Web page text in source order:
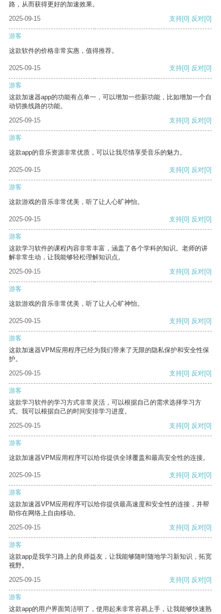
路，从而获得更好的加速效果。
2025-09-15
支持[0] 反对[0]
游客
这款软件的价格非常实惠，值得推荐。
2025-09-15 支持[0] 反对[0]
游客
这款加速器app的功能有点单一，可以增加一些新功能，比如增加一个自
动切换线路的功能。
2025-09-15
支持[0] 反对[0]
游客
这款app的音乐资源非常优质，可以让我尽情享受音乐的魅力。
2025-09-15 支持[0] 反对[0]
游客
这款游戏的音乐非常优美，听了让人心旷神怡。
2025-09-15 支持[0] 反对[0]
游客
这款学习软件的课程内容非常丰富，涵盖了各个学科的知识。老师的讲
解非常生动，让我能够轻松理解知识点。
2025-09-15
支持[0] 反对[0]
游客
这款游戏的音乐非常优美，听了让人心旷神怡。
2025-09-15 支持[0] 反对[0]
游客
这款加速器VPM应用程序已经为我们带来了无限的隐私保护和安全性保
护。
2025-09-15
支持[0] 反对[0]
游客
这款学习软件的学习方式非常灵活，可以根据自己的需求选择学习方
式。我可以根据自己的时间安排学习进度。
2025-09-15
支持[0] 反对[0]
游客
这款加速器VPM应用程序可以给你提供全球覆盖和最高安全性的连接。
2025-09-15 支持[0] 反对[0]
游客
这款加速器VPM应用程序可以给你提供最高速度和安全性的连接，并帮
助你在网络上自由移动。
2025-09-15
支持[0] 反对[0]
游客
这款app是我学习路上的良师益友，让我能够随时随地学习新知识，拓宽
视野。
2025-09-15
支持[0] 反对[0]
游客
这款app的用户界面简洁明了，使用起来非常容易上手，让我能够快速熟